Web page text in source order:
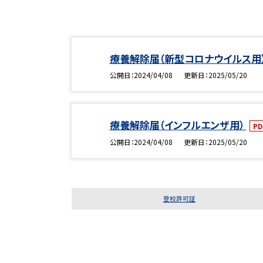
療養解除届（新型コロナウイルス用
公開日 2024/04/08 更新日 2025/05/20
療養解除届（インフルエンザ用）
公開日 2024/04/08 更新日 2025/05/20
登校許可証